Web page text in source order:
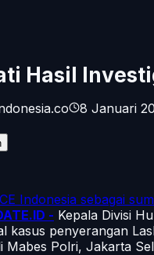
Hasil
8 Januari
Indonesia sebagai
- Kepala Divisi
kasus penyerangan
Mabes Polri, Jakarta